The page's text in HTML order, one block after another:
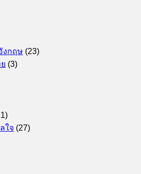
งกฤษ (23)
(3)
ใจ (27)